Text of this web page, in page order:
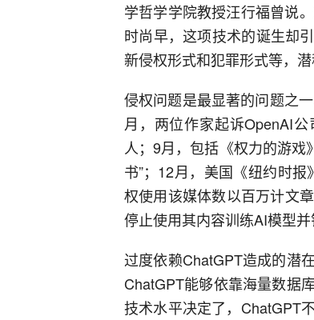
学哲学学院教授汪行福曾说
时尚早，这项技术的诞生却
新侵权形式和犯罪形式等，
侵权问题是最显著的问题之
月，两位作家起诉OpenAI
人；9月，包括《权力的游戏
书”；12月，美国《纽约时
权使用该媒体数以百万计文
停止使用其内容训练AI模型并
过度依赖ChatGPT造成的潜
ChatGPT能够依靠海量数据
技术水平决定了，ChatGPT